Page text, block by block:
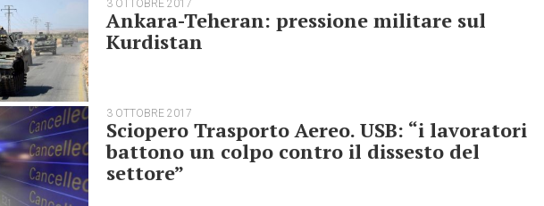
3 OTTOBRE 2017
Ankara-Teheran: pressione militare sul
Kurdistan
3 OTTOBRE 2017
Sciopero Trasporto Aereo. USB: “i lavoratori
battono un colpo contro il dissesto del
settore”